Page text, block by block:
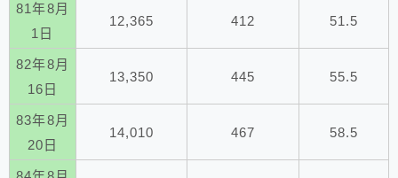
81年8月
1日
12,365 412 51.5
82年8月
16日
13,350 445 55.5
83年8月
20日
14,010 467 58.5